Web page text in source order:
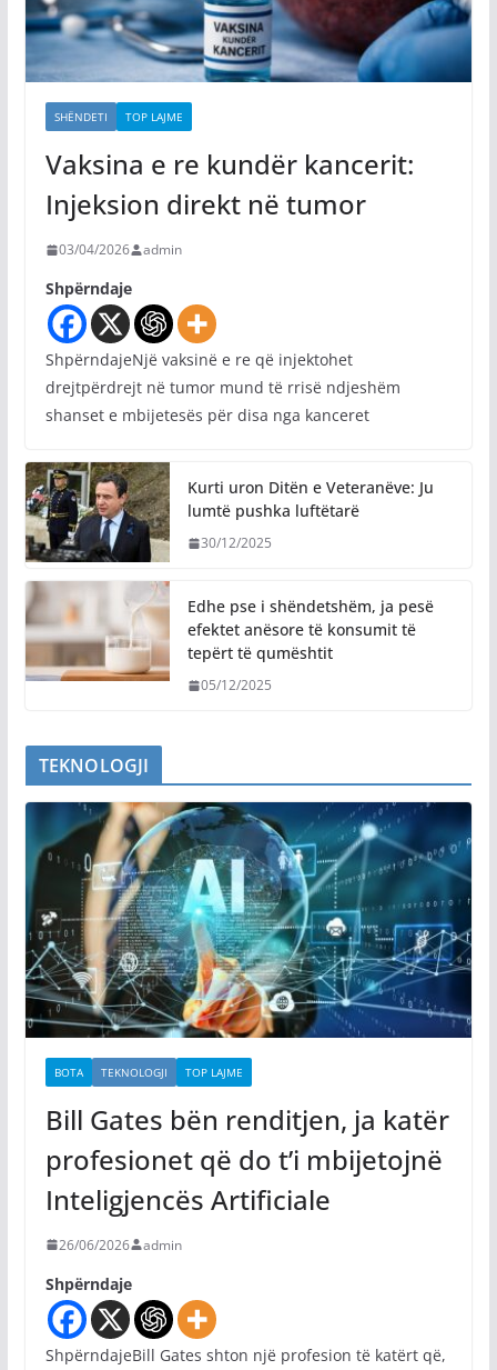
SHËNDETI TOP LAJME
Vaksina e re kundër kancerit:
Injeksion direkt në tumor
03/04/2026 admin
Shpërndaje
ShpërndajeNjë vaksinë e re që injektohet
drejtpërdrejt në tumor mund të rrisë ndjeshëm
shanset e mbijetesës për disa nga kanceret
Kurti uron Ditën e Veteranëve: Ju
lumtë pushka luftëtarë
30/12/2025
Edhe pse i shëndetshëm, ja pesë
efektet anësore të konsumit të
tepërt të qumështit
05/12/2025
TEKNOLOGJI
BOTA TEKNOLOGJI TOP LAJME
Bill Gates bën renditjen, ja katër
profesionet që do t’i mbijetojnë
Inteligjencës Artificiale
26/06/2026 admin
Shpërndaje
ShpërndajeBill Gates shton një profesion të katërt që,